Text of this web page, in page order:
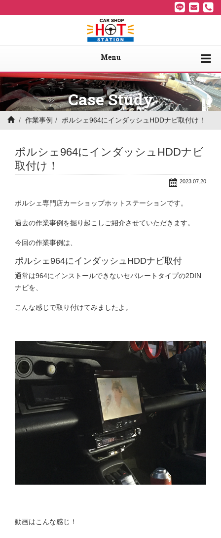
Menu
Case Study
作業事例 ポルシェ964にインダッシュHDDナビ取付け！
ポルシェ964にインダッシュHDDナビ
取付け！
2023.07.20
ポルシェ専門店カーショップホットステーションです。
過去の作業事例を掘り起こしご紹介させていただきます。
今回の作業事例は、
ポルシェ964にインダッシュHDDナビ取付
通常は964にインストールできないセパレートタイプの2DIN
ナビを、
こんな感じで取り付けてみましたよ。
動画はこんな感じ！